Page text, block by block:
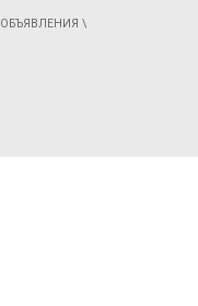
ОБЪЯВЛЕНИЯ \